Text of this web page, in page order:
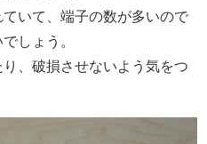
いて、端子の数が多いので
しょう。
、破損させないよう気をつ